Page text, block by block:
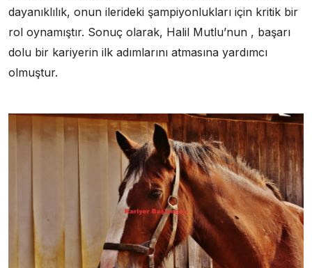
dayanıklılık, onun ilerideki şampiyonlukları için kritik bir
rol oynamıştır. Sonuç olarak, Halil Mutlu’nun , başarı
dolu bir kariyerin ilk adımlarını atmasına yardımcı
olmuştur.